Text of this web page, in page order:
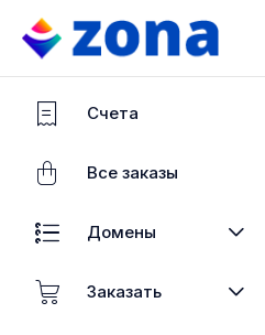
Счета
Все заказы
Домены
Заказать